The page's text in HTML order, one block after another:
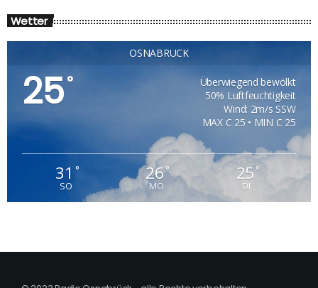
Wetter
OSNABRÜCK
25°
Überwiegend bewölkt
50% Luftfeuchtigkeit
Wind: 2m/s SSW
MAX C 25 • MIN C 25
31 °
SO
26°
MO
25°
DI